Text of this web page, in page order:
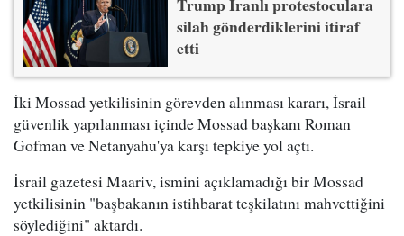
silah gönderdiklerini itiraf
etti
İki Mossad yetkilisinin görevden alınması kararı, İsrail
güvenlik yapılanması içinde Mossad başkanı Roman
Gofman ve Netanyahu'ya karşı tepkiye yol açtı.
İsrail gazetesi Maariv, ismini açıklamadığı bir Mossad
yetkilisinin "başbakanın istihbarat teşkilatını mahvettiğini
söylediğini" aktardı.